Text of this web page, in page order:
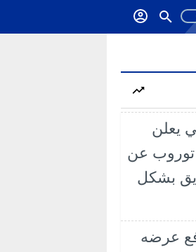
يعلن
عن
بشكل
عرضه